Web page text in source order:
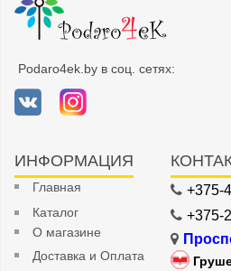
Podaro4ek.by в соц. сетях:
ИНФОРМАЦИЯ
Главная
Каталог
О магазине
Доставка и Оплата
+375-
+375-